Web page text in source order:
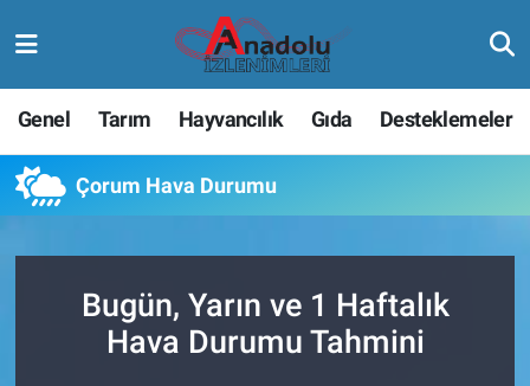
Genel Tarım Hayvancılık Gıda Desteklemeler
Çorum Hava Durumu
Bugün, Yarın ve 1 Haftalık
Hava Durumu Tahmini